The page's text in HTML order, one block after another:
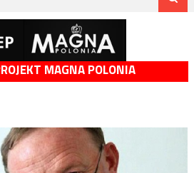
MAGNA POLONIA